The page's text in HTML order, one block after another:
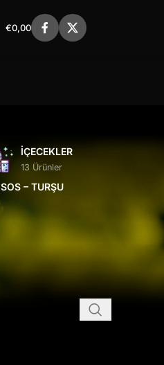
€0,00
İÇECEKLER
13 Ürünler
– TURŞU